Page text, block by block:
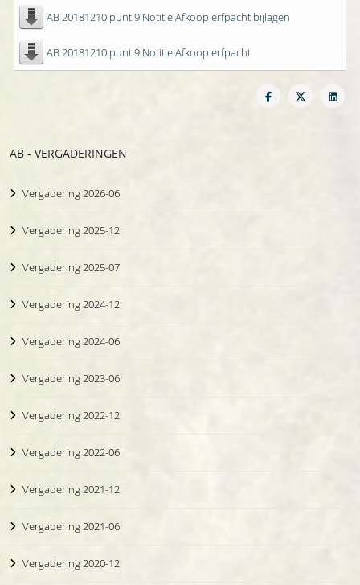
AB 20181210 punt 9 Notitie Afkoop erfpacht bijlagen
AB 20181210 punt 9 Notitie Afkoop erfpacht
AB - VERGADERINGEN
Vergadering 2026-06
Vergadering 2025-12
Vergadering 2025-07
Vergadering 2024-12
Vergadering 2024-06
Vergadering 2023-06
Vergadering 2022-12
Vergadering 2022-06
Vergadering 2021-12
Vergadering 2021-06
Vergadering 2020-12